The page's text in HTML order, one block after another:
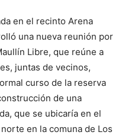
en el recinto Arena
una nueva reunión por
Libre, que reúne a
juntas de vecinos,
curso de la reserva
de una
que se ubicaría en el
en la comuna de Los